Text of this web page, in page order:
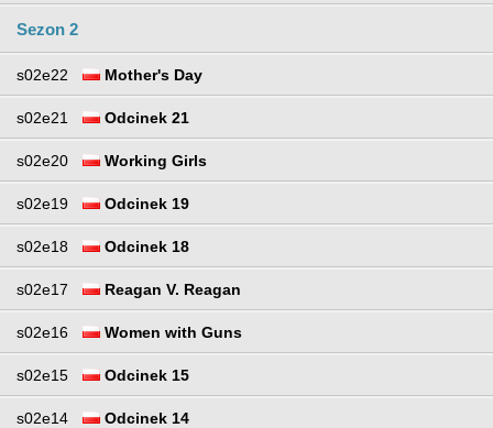
Sezon 2
s02e22 Mother's Day
s02e21 Odcinek 21
s02e20 Working Girls
s02e19 Odcinek 19
s02e18 Odcinek 18
s02e17 Reagan V. Reagan
s02e16 Women with Guns
s02e15 Odcinek 15
s02e14 Odcinek 14